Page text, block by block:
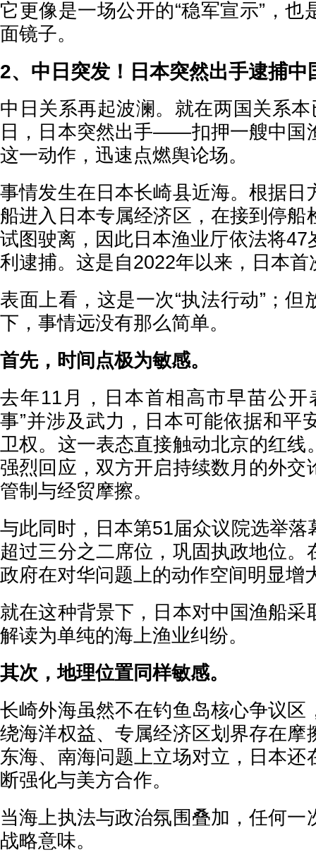
它更像是一场公开的“稳军宣示”，也
面镜子。
2、中日突发！日本突然出手逮捕中
中日关系再起波澜。就在两国关系
日，日本突然出手——扣押一艘中国
这一动作，迅速点燃舆论场。
事情发生在日本长崎县近海。根据日
船进入日本专属经济区，在接到停船
试图驶离，因此日本渔业厅依法将47
利逮捕。这是自2022年以来，日本
表面上看，这是一次“执法行动”；但
下，事情远没有那么简单。
首先，时间点极为敏感。
去年11月，日本首相高市早苗公开
事”并涉及武力，日本可能依据和平
卫权。这一表态直接触动北京的红线
强烈回应，双方开启持续数月的外交
管制与经贸摩擦。
与此同时，日本第51届众议院选举落
超过三分之二席位，巩固执政地位。
政府在对华问题上的动作空间明显增
就在这种背景下，日本对中国渔船采
解读为单纯的海上渔业纠纷。
其次，地理位置同样敏感。
长崎外海虽然不在钓鱼岛核心争议区
绕海洋权益、专属经济区划界存在摩
东海、南海问题上立场对立，日本还
断强化与美方合作。
当海上执法与政治氛围叠加，任何一
战略意味。